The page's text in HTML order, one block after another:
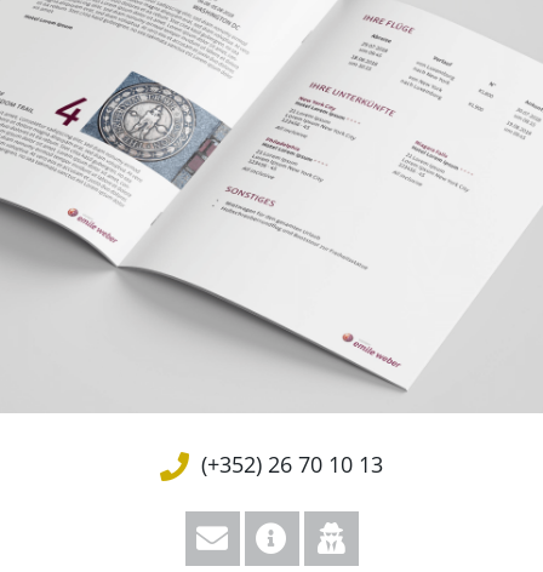
(+352) 26 70 10 13